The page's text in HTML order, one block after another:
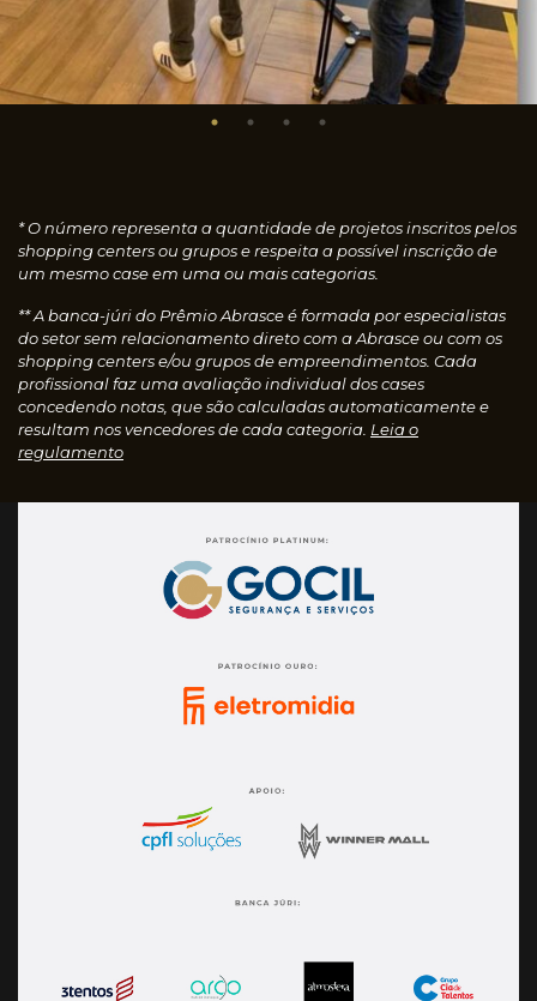
* O número representa a quantidade de projetos inscritos pelos
shopping centers ou grupos e respeita a possível inscrição de
um mesmo case em uma ou mais categorias.
** A banca-júri do Prêmio Abrasce é formada por especialistas
do setor sem relacionamento direto com a Abrasce ou com os
shopping centers e/ou grupos de empreendimentos. Cada
profissional faz uma avaliação individual dos cases
concedendo notas, que são calculadas automaticamente e
resultam nos vencedores de cada categoria. Leia o
regulamento